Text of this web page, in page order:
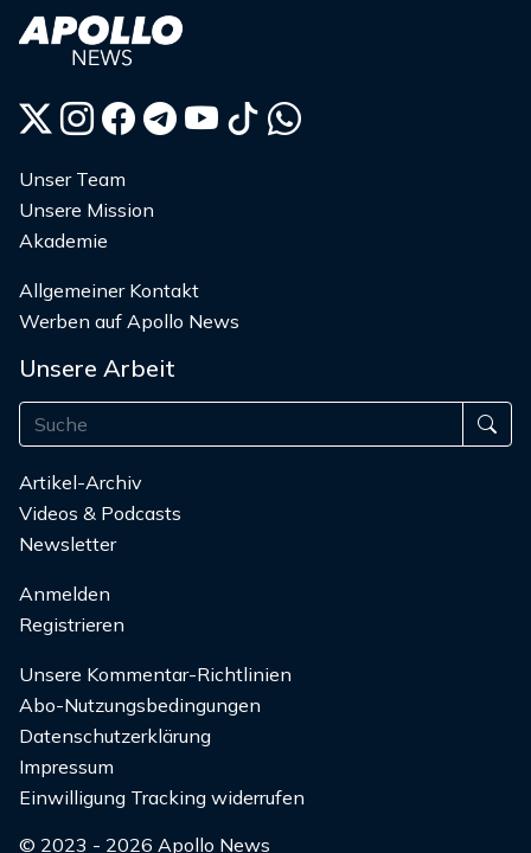
Unser Team
Unsere Mission
Akademie
Allgemeiner Kontakt
Werben auf Apollo News
Unsere Arbeit
Artikel-Archiv
Videos & Podcasts
Newsletter
Anmelden
Registrieren
Unsere Kommentar-Richtlinien
Abo-Nutzungsbedingungen
Datenschutzerklärung
Impressum
Einwilligung Tracking widerrufen
© 2023 - 2026 Apollo News